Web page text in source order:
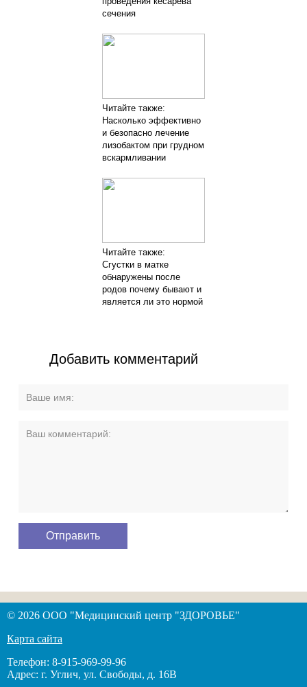
сечения
Читайте также:
Насколько эффективно
и безопасно лечение
лизобактом при грудном
вскармливании
Читайте также:
Сгустки в матке
обнаружены после
родов почему бывают и
является ли это нормой
Добавить комментарий
© 2026 ООО "Медицинский центр "ЗДОРОВЬЕ"
Карта сайта
Телефон: 8-915-969-99-96
Адрес: г. Углич, ул. Свободы, д. 16В